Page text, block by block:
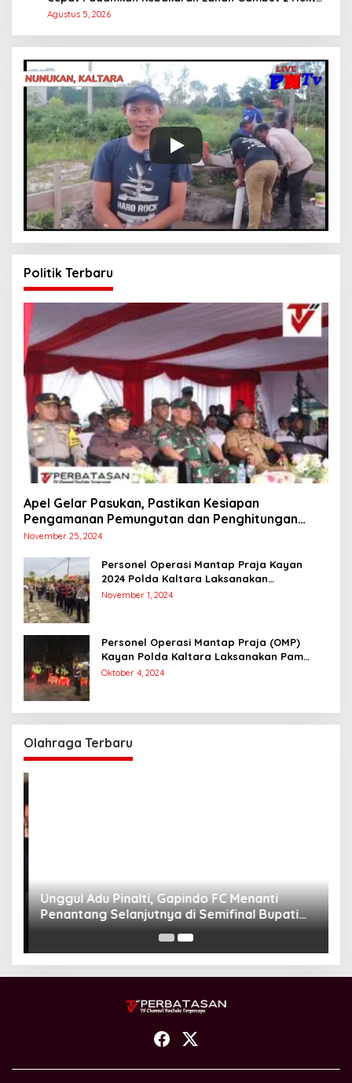
di Bulungan
Agustus 5, 2026
Politik Terbaru
Apel Gelar Pasukan, Pastikan Kesiapan
Pengamanan Pemungutan dan Penghitungan
Suara
November 25, 2024
Personel Operasi Mantap Praja Kayan
2024 Polda Kaltara Laksanakan
Pengamanan Simulasi Pemungutan dan
November 1, 2024
Personel Operasi Mantap Praja (OMP)
Kayan Polda Kaltara Laksanakan Pam
Kampanye Paslon Gubernur dan Wakil
Oktober 4, 2024
Olahraga Terbaru
Unggul Adu Pinalti, Gapindo FC Menanti
Penantang Selanjutnya di Semifinal Bupati
Cup 2024